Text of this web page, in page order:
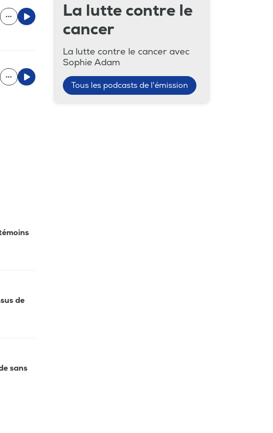
La lutte contre le
cancer
La lutte contre le cancer avec
Sophie Adam
Tous les podcasts de l'émission
de
sans